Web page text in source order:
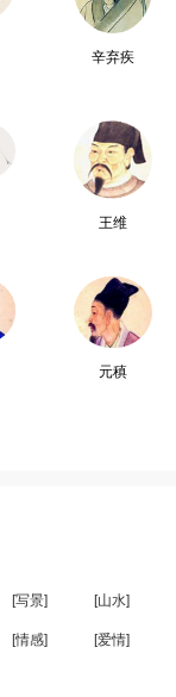
辛弃疾
王维
元稹
[写景] [山水]
[情感] [爱情]